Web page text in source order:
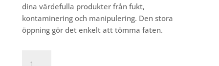
dina värdefulla produkter från fukt,
kontaminering och manipulering. Den stora
öppning gör det enkelt att tömma faten.